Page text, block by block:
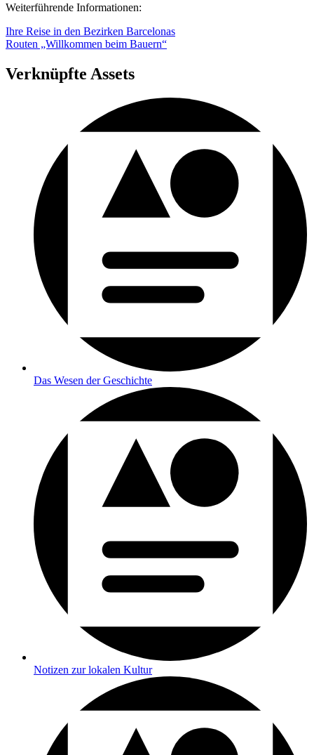
Weiterführende Informationen:
Ihre Reise in den Bezirken Barcelonas
Routen „Willkommen beim Bauern“
Verknüpfte Assets
Das Wesen der Geschichte
Notizen zur lokalen Kultur